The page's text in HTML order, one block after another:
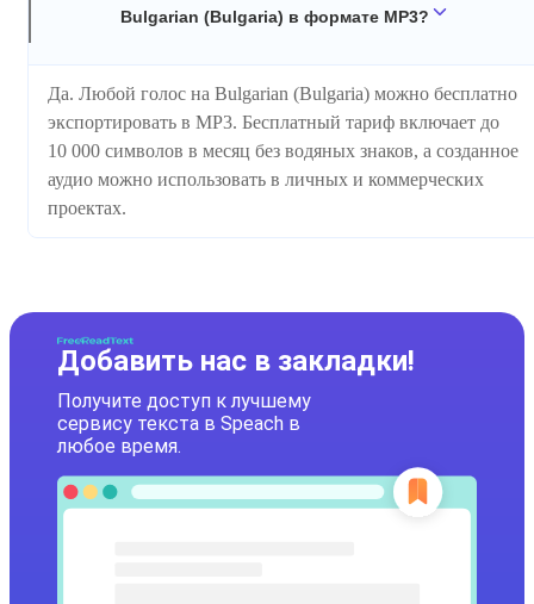
Bulgarian (Bulgaria) в формате MP3?
Да. Любой голос на Bulgarian (Bulgaria) можно бесплатно
экспортировать в MP3. Бесплатный тариф включает до
10 000 символов в месяц без водяных знаков, а созданное
аудио можно использовать в личных и коммерческих
проектах.
Добавить нас в закладки!
Получите доступ к лучшему
сервису текста в Speach в
любое время.